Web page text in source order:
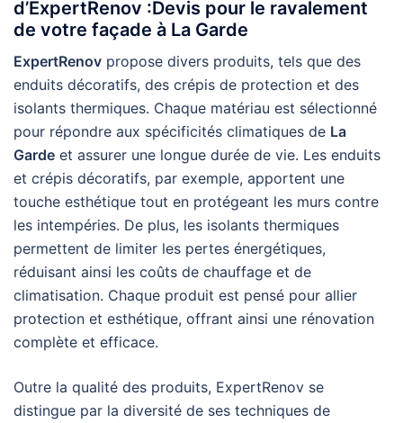
d’ExpertRenov :Devis pour le ravalement
de votre façade à La Garde
ExpertRenov propose divers produits, tels que des
enduits décoratifs, des crépis de protection et des
isolants thermiques. Chaque matériau est sélectionné
pour répondre aux spécificités climatiques de La
Garde et assurer une longue durée de vie. Les enduits
et crépis décoratifs, par exemple, apportent une
touche esthétique tout en protégeant les murs contre
les intempéries. De plus, les isolants thermiques
permettent de limiter les pertes énergétiques,
réduisant ainsi les coûts de chauffage et de
climatisation. Chaque produit est pensé pour allier
protection et esthétique, offrant ainsi une rénovation
complète et efficace.
Outre la qualité des produits, ExpertRenov se
distingue par la diversité de ses techniques de